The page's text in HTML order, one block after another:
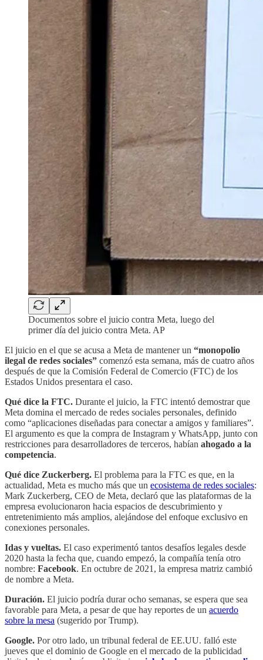
Documentos sobre el juicio contra Meta, luego del
primer día del juicio contra Meta. AP
El juicio en el que se acusa a Meta de mantener un “monopolio
ilegal de redes sociales” comenzó esta semana, más de cuatro años
después de que la Comisión Federal de Comercio (FTC) de los
Estados Unidos presentara el caso.
Qué dice la FTC. Durante el juicio, la FTC intentó demostrar que
Meta domina el mercado de redes sociales personales, definido
como “aplicaciones diseñadas para conectar a amigos y familiares”.
El argumento es que la compra de Instagram y WhatsApp, junto con
restricciones para desarrolladores de terceros, habían ahogado a la
competencia.
Qué dice Zuckerberg. El problema para la FTC es que, en la
actualidad, Meta es mucho más que un ecosistema de redes sociales:
Mark Zuckerberg, CEO de Meta, declaró que las plataformas de la
empresa evolucionaron hacia espacios de descubrimiento y
entretenimiento más amplios, alejándose del enfoque exclusivo en
conexiones personales.​
Idas y vueltas. El caso experimentó tantos desafíos legales desde
2020 hasta la fecha que, cuando empezó, la compañía tenía otro
nombre: Facebook. En octubre de 2021, la empresa matriz cambió
de nombre a Meta.
Duración. El juicio podría durar ocho semanas, se espera que sea
favorable para Meta, a pesar de que hay reportes de un acuerdo
sobre la mesa (sugerido por Trump).
Google. Por otro lado, un tribunal federal de EE.UU. falló este
jueves que el dominio de Google en el mercado de la publicidad